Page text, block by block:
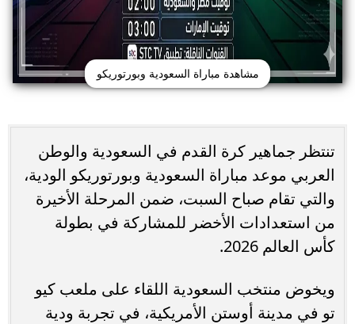
مشاهدة مباراة السعودية وبورتوريكو
تنتظر جماهير كرة القدم في السعودية والوطن
العربي موعد مباراة السعودية وبورتوريكو الودية،
والتي تقام صباح السبت، ضمن المرحلة الأخيرة
من استعدادات الأخضر للمشاركة في بطولة
كأس العالم 2026.
ويخوض منتخب السعودية اللقاء على ملعب كيو
تو في مدينة أوستن الأمريكية، في تجربة ودية